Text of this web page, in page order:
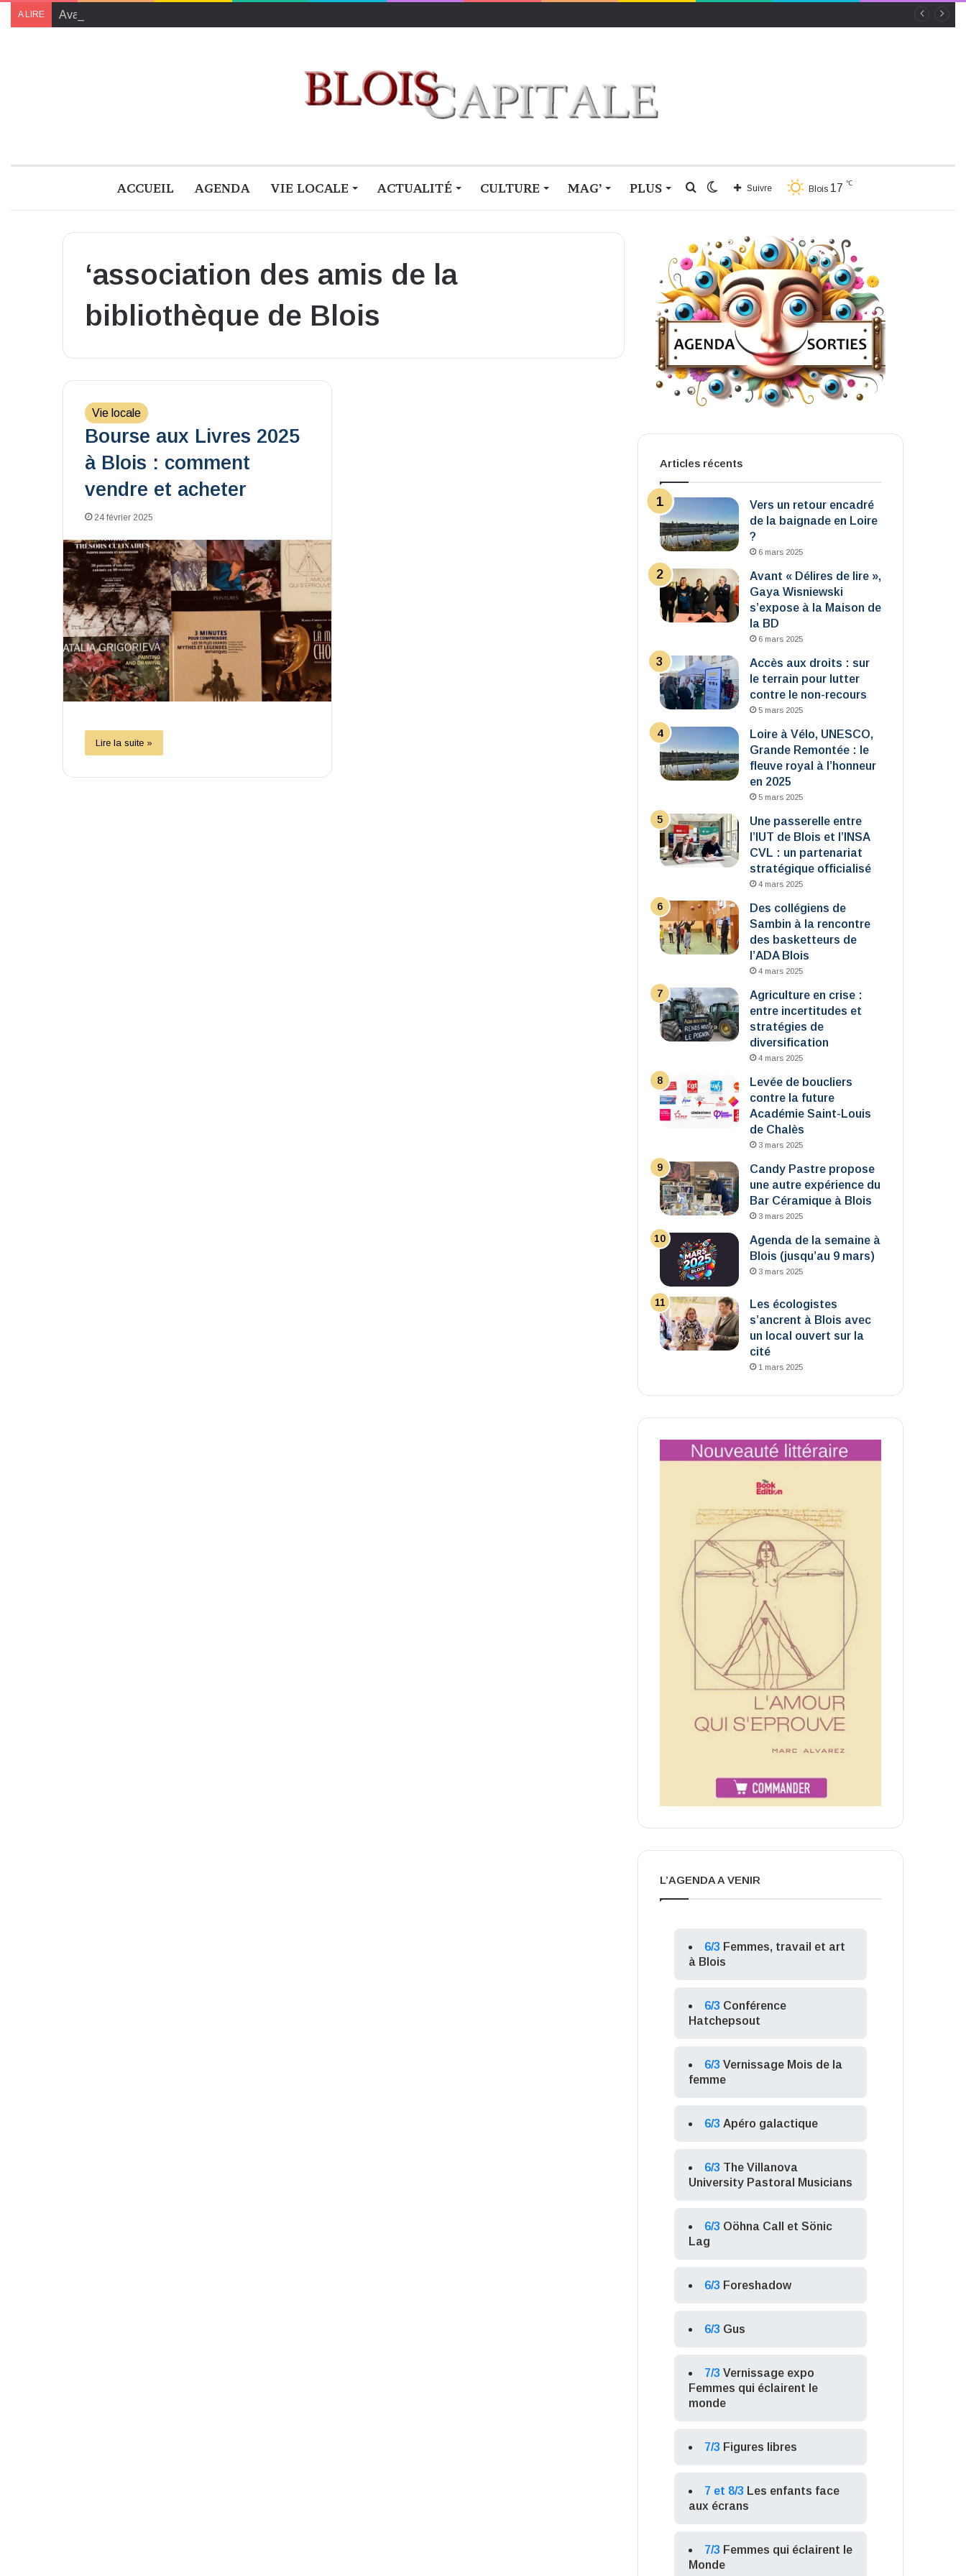
A LIRE Avant « Délires de lire », Gaya Wisniewski s’expose à la Maison de la BD
ACCUEIL AGENDA VIE LOCALE ACTUALITÉ CULTURE MAG’ PLUS Blois 17 ℃
Suivre
Switch
Rechercher
‘association des amis de la
bibliothèque de Blois
Vie locale
Bourse aux Livres 2025
à Blois : comment
vendre et acheter
24 février 2025
Lire la suite »
Articles récents
Vers un retour encadré
de la baignade en Loire
?
6 mars 2025
Avant « Délires de lire »,
Gaya Wisniewski
s’expose à la Maison de
la BD
6 mars 2025
Accès aux droits : sur
le terrain pour lutter
contre le non-recours
5 mars 2025
Loire à Vélo, UNESCO,
Grande Remontée : le
fleuve royal à l’honneur
en 2025
5 mars 2025
Une passerelle entre
l’IUT de Blois et l’INSA
CVL : un partenariat
stratégique officialisé
4 mars 2025
Des collégiens de
Sambin à la rencontre
des basketteurs de
l’ADA Blois
4 mars 2025
Agriculture en crise :
entre incertitudes et
stratégies de
diversification
4 mars 2025
Levée de boucliers
contre la future
Académie Saint-Louis
de Chalès
3 mars 2025
Candy Pastre propose
une autre expérience du
Bar Céramique à Blois
3 mars 2025
Agenda de la semaine à
Blois (jusqu’au 9 mars)
3 mars 2025
Les écologistes
s’ancrent à Blois avec
un local ouvert sur la
cité
1 mars 2025
L’AGENDA A VENIR
6/3 Femmes, travail et art
à Blois
6/3 Conférence
Hatchepsout
6/3 Vernissage Mois de la
femme
6/3 Apéro galactique
6/3 The Villanova
University Pastoral Musicians
6/3 Oöhna Call et Sönic
Lag
6/3 Foreshadow
6/3 Gus
7/3 Vernissage expo
Femmes qui éclairent le
monde
7/3 Figures libres
7 et 8/3 Les enfants face
aux écrans
7/3 Femmes qui éclairent le
Monde